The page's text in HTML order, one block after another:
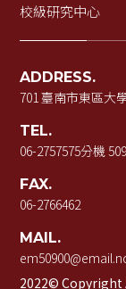
校級研究中心
ADDRESS.
701 臺南市東區大
TEL.
06-2757575分機
FAX.
06-2766462
MAIL.
2022© Copyright